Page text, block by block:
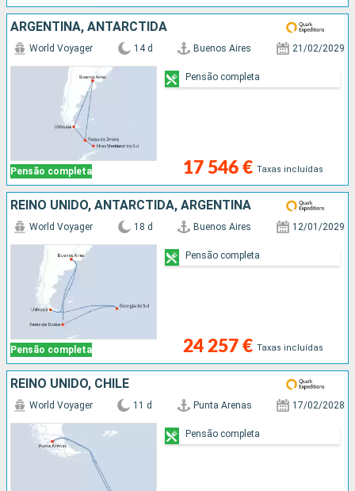
ARGENTINA, ANTARCTIDA
Pensão completa
World Voyager 14 d Buenos Aires 21/02/2029
17 546 € Taxas incluídas
Pensão completa
REINO UNIDO, ANTARCTIDA, ARGENTINA
Pensão completa
World Voyager 18 d Buenos Aires 12/01/2029
24 257 € Taxas incluídas
Pensão completa
REINO UNIDO, CHILE
World Voyager 11 d Punta Arenas 17/02/2028
Pensão completa